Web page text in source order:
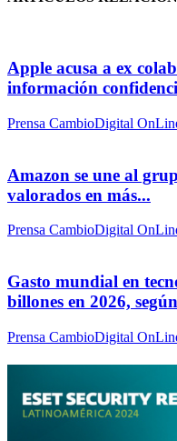
Apple acusa a ex
información
Prensa CambioDigital
Amazon se une al
valorados en más...
Prensa CambioDigital
Gasto mundial en
billones en 2026,
Prensa CambioDigital